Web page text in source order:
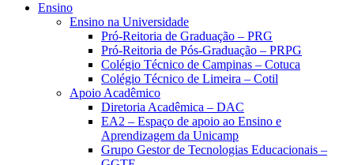
Ensino
Ensino na Universidade
Pró-Reitoria de Graduação – PRG
Pró-Reitoria de Pós-Graduação – PRPG
Colégio Técnico de Campinas – Cotuca
Colégio Técnico de Limeira – Cotil
Apoio Acadêmico
Diretoria Acadêmica – DAC
EA2 – Espaço de apoio ao Ensino e
Aprendizagem da Unicamp
Grupo Gestor de Tecnologias Educacionais –